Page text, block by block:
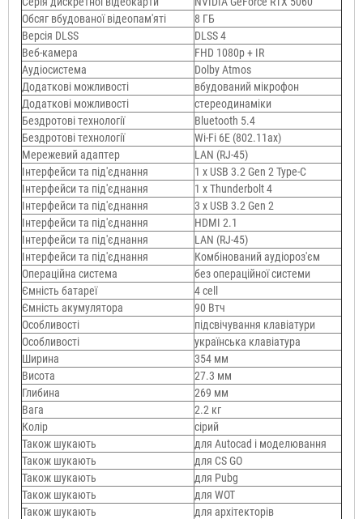
Обсяг вбудованої відеопам'яті
8 ГБ
Версія DLSS
DLSS 4
Веб-камера
FHD 1080p + IR
Аудіосистема
Dolby Atmos
Додаткові можливості
вбудований мікрофон
Додаткові можливості
стереодинаміки
Бездротові технології
Bluetooth 5.4
Бездротові технології
Wi-Fi 6E (802.11ax)
Мережевий адаптер
LAN (RJ-45)
Інтерфейси та під'єднання
1 x USB 3.2 Gen 2 Type-C
Інтерфейси та під'єднання
1 х Thunderbolt 4
Інтерфейси та під'єднання
3 x USB 3.2 Gen 2
Інтерфейси та під'єднання
HDMI 2.1
Інтерфейси та під'єднання
LAN (RJ-45)
Інтерфейси та під'єднання
Комбінований аудіороз'єм
Операційна система
без операційної системи
Ємність батареї
4 cell
Ємність акумулятора
90 Втч
Особливості
підсвічування клавіатури
Особливості
українська клавіатура
Ширина
354 мм
Висота
27.3 мм
Глибина
269 мм
Вага
2.2 кг
Колір
сірий
Також шукають
для Autocad і моделювання
Також шукають
для CS GO
Також шукають
для Pubg
Також шукають
для WOT
Також шукають
для архітекторів